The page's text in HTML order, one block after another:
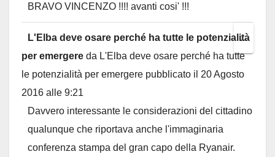
BRAVO VINCENZO !!!! avanti cosi' !!!
L'Elba deve osare perché ha tutte le potenzialità
per emergere da L'Elba deve osare perché ha tutte
le potenzialità per emergere pubblicato il 20 Agosto
2016 alle 9:21
Davvero interessante le considerazioni del cittadino
qualunque che riportava anche l'immaginaria
conferenza stampa del gran capo della Ryanair.
...Toggle
this